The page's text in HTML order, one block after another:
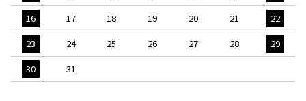
16
17 18 19 20 21
22
23
24 25 26 27 28
29
30
31